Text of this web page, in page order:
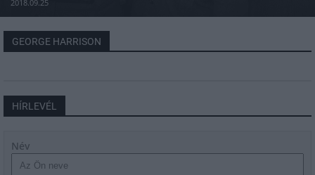
2018.09.25
GEORGE HARRISON
HÍRLEVÉL
Név